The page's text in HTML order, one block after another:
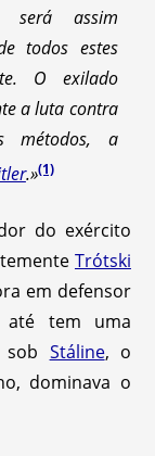
será assim
todos estes
O exilado
a luta contra
métodos, a
.»(1)
do exército
Trótski
em defensor
até tem uma
Stáline, o
dominava o